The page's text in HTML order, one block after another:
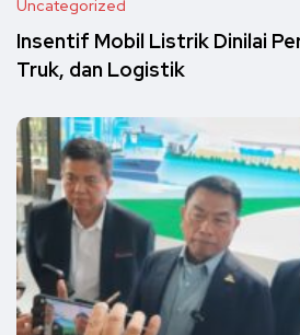
Uncategorized
Insentif Mobil Listrik Dinilai
Truk, dan Logistik